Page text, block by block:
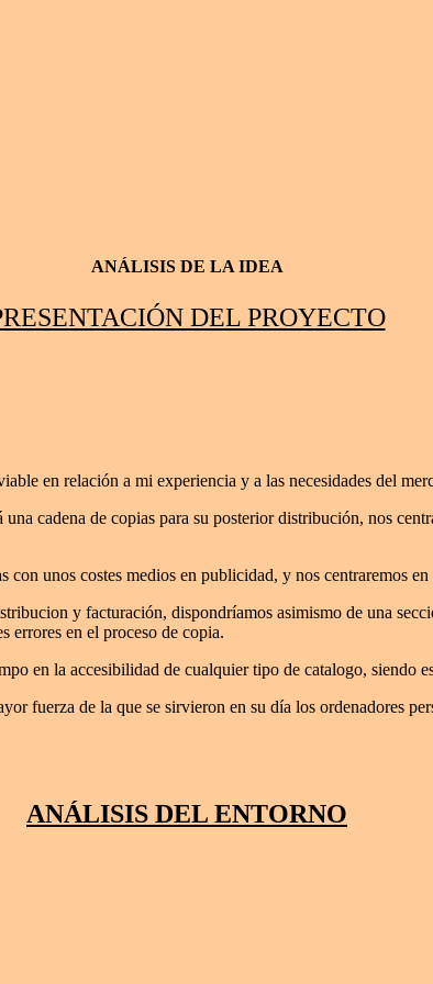
ANÁLISIS DE LA IDEA
DEL PROYECTO
en relación a mi experiencia y a las necesidades del
cadena de copias para su posterior distribución, nos
unos costes medios en publicidad, y nos centraremos
y facturación, dispondríamos asimismo de una
errores en el proceso de copia.
en la accesibilidad de cualquier tipo de catalogo, siendo
fuerza de la que se sirvieron en su día los ordenadores
ANÁLISIS DEL ENTORNO